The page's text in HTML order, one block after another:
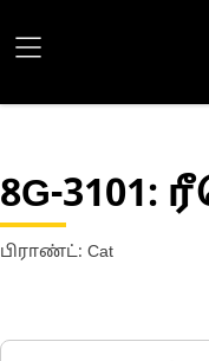
8G-3101:
பிராண்ட்: Cat